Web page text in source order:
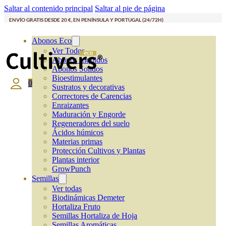
Saltar al contenido principal Saltar al pie de página
ENVÍO GRATIS DESDE 20 €, EN PENÍNSULA Y PORTUGAL (24/72H)
Abonos Eco
Ver Todos
Abonos Líquidos
Abonos Solidos
Bioestimulantes
Sustratos y decorativas
Correctores de Carencias
Enraizantes
Maduración y Engorde
Regeneradores del suelo
Ácidos húmicos
Materias primas
Protección Cultivos y Plantas
Plantas interior
GrowPunch
Semillas
Ver todas
Biodinámicas Demeter
Hortaliza Fruto
Semillas Hortaliza de Hoja
0